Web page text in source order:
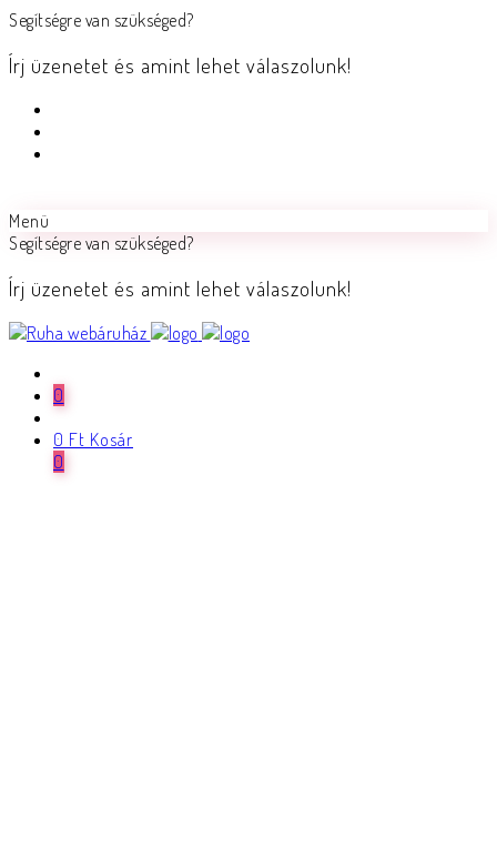
Segítségre van szükséged?
Írj üzenetet és amint lehet válaszolunk!
Menü
Segítségre van szükséged?
Írj üzenetet és amint lehet válaszolunk!
0
0 Ft Kosár
0